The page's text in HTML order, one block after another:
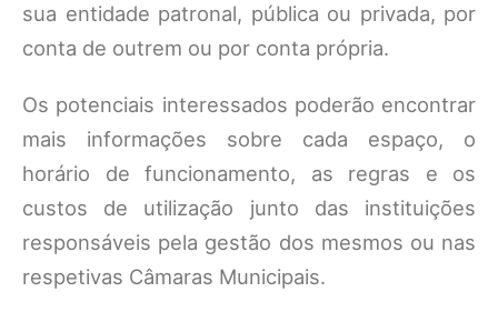
sua entidade patronal, pública ou privada, por
conta de outrem ou por conta própria.
Os potenciais interessados poderão encontrar
mais informações sobre cada espaço, o
horário de funcionamento, as regras e os
custos de utilização junto das instituições
responsáveis pela gestão dos mesmos ou nas
respetivas Câmaras Municipais.